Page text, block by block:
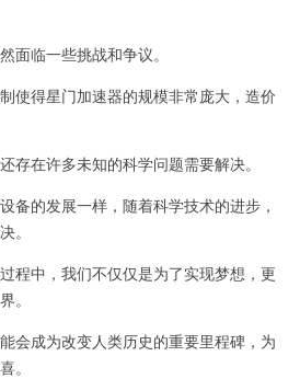
临一些挑战和争议。
得星门加速器的规模非常庞大，造价
在许多未知的科学问题需要解决。
的发展一样，随着科学技术的进步，
。
中，我们不仅仅是为了实现梦想，更
。
成为改变人类历史的重要里程碑，为
。